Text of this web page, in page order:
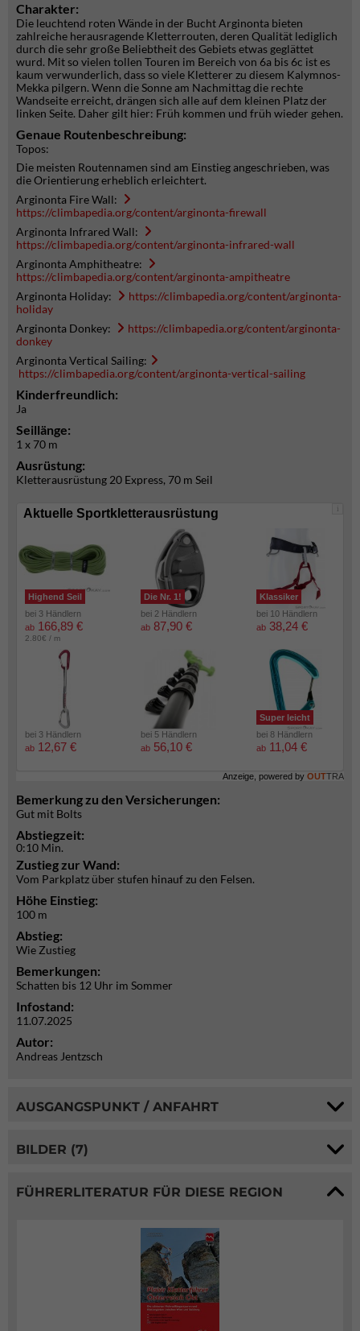
Charakter:
Die leuchtend roten Wände in der Bucht Arginonta bieten
zahlreiche herausragende Kletterrouten, deren Qualität lediglich
durch die sehr große Beliebtheit des Gebiets etwas geglättet
wurd. Mit so vielen tollen Touren im Bereich von 6a bis 6c ist es
kaum verwunderlich, dass so viele Kletterer zu diesem Kalymnos-
Mekka pilgern. Wenn die Sonne am Nachmittag die rechte
Wandseite erreicht, drängen sich alle auf dem kleinen Platz der
linken Seite. Daher gilt hier: Früh kommen und früh wieder gehen.
Genaue Routenbeschreibung:
Topos:
Die meisten Routennamen sind am Einstieg angeschrieben, was
die Orientierung erheblich erleichtert.
Arginonta Fire Wall:
https://climbapedia.org/content/arginonta-firewall
Arginonta Infrared Wall:
https://climbapedia.org/content/arginonta-infrared-wall
Arginonta Amphitheatre:
https://climbapedia.org/content/arginonta-ampitheatre
Arginonta Holiday:
https://climbapedia.org/content/arginonta-
holiday
Arginonta Donkey:
https://climbapedia.org/content/arginonta-
donkey
Arginonta Vertical Sailing:
https://climbapedia.org/content/arginonta-vertical-sailing
Kinderfreundlich:
Ja
Seillänge:
1 x 70 m
Ausrüstung:
Kletterausrüstung 20 Express, 70 m Seil
i
Aktuelle Sportkletterausrüstung
Highend Seil
bei 3 Händlern
ab 166,89 €
2.80€ / m
Die Nr. 1!
bei 2 Händlern
ab 87,90 €
Klassiker
bei 10 Händlern
ab 38,24 €
bei 3 Händlern
ab 12,67 €
bei 5 Händlern
ab 56,10 €
Super leicht
bei 8 Händlern
ab 11,04 €
Anzeige, powered by OUTTRA
Bemerkung zu den Versicherungen:
Gut mit Bolts
Abstiegzeit:
0:10 Min.
Zustieg zur Wand:
Vom Parkplatz über stufen hinauf zu den Felsen.
Höhe Einstieg:
100 m
Abstieg:
Wie Zustieg
Bemerkungen:
Schatten bis 12 Uhr im Sommer
Infostand:
11.07.2025
Autor:
Andreas Jentzsch
AUSGANGSPUNKT / ANFAHRT
BILDER (7)
FÜHRERLITERATUR FÜR DIESE REGION